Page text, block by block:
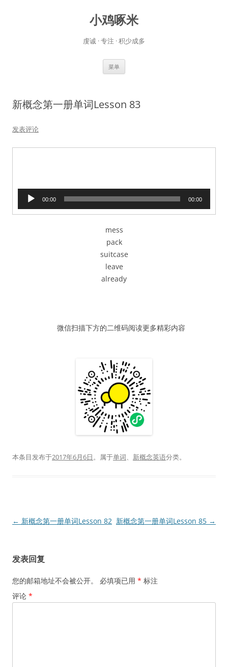
小鸡啄米
虔诚 · 专注 · 积少成多
菜单
新概念第一册单词Lesson 83
发表评论
播
00:00 00:00
mess
pack
suitcase
leave
already
微信扫描下方的二维码阅读更多精彩内容
本条目发布于2017年6月6日。属于单词、 新概念英语分类。
文
航
← 新概念第一册单词Lesson 82 新概念第一册单词Lesson 85 →
发表回复
您的邮箱地址不会被公开。 必填项已用 * 标注
评论 *